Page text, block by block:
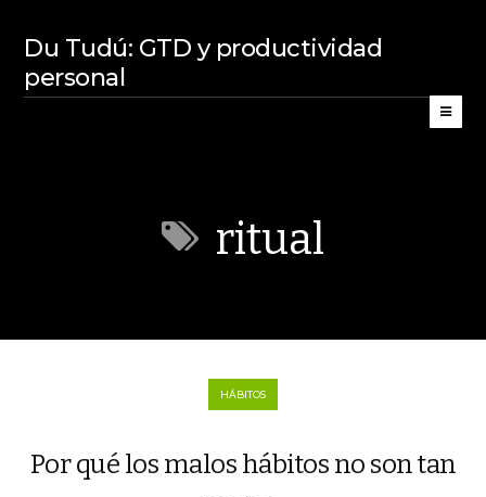
Du Tudú: GTD y productividad
personal
ritual
HÁBITOS
Por qué los malos hábitos no son tan